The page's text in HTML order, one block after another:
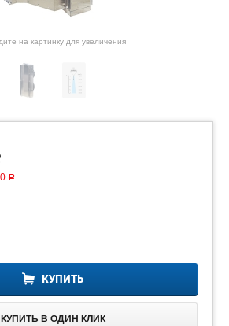
на картинку для увеличения
Р
КУПИТЬ
КУПИТЬ В ОДИН КЛИК